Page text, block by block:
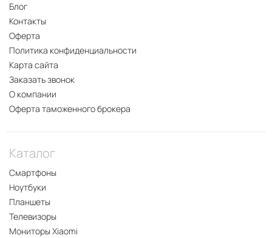
Блог
Контакты
Оферта
Политика конфиденциальности
Карта сайта
Заказать звонок
О компании
Оферта таможенного брокера
Каталог
Смартфоны
Ноутбуки
Планшеты
Телевизоры
Мониторы Xiaomi